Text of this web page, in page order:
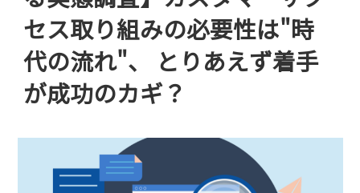
セス取り組みの必要性は"時
代の流れ"、 とりあえず着手
が成功のカギ？